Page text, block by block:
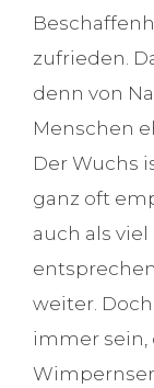
zufrieden.
denn von
Menschen
Der Wuchs
ganz oft
auch als
weiter.
immer sein,